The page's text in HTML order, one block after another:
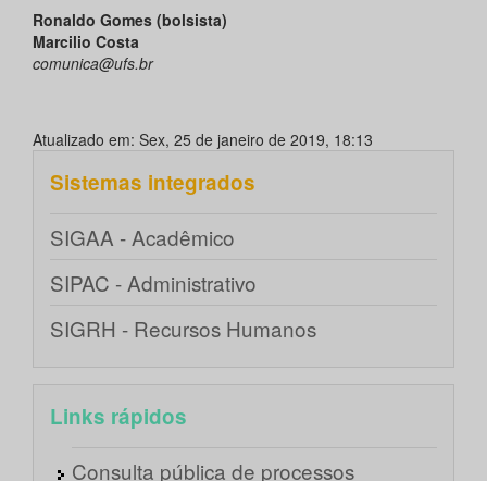
Ronaldo Gomes (bolsista)
Marcilio Costa
comunica@ufs.br
Atualizado em: Sex, 25 de janeiro de 2019, 18:13
Sistemas integrados
SIGAA - Acadêmico
SIPAC - Administrativo
SIGRH - Recursos Humanos
Links rápidos
Consulta pública de processos